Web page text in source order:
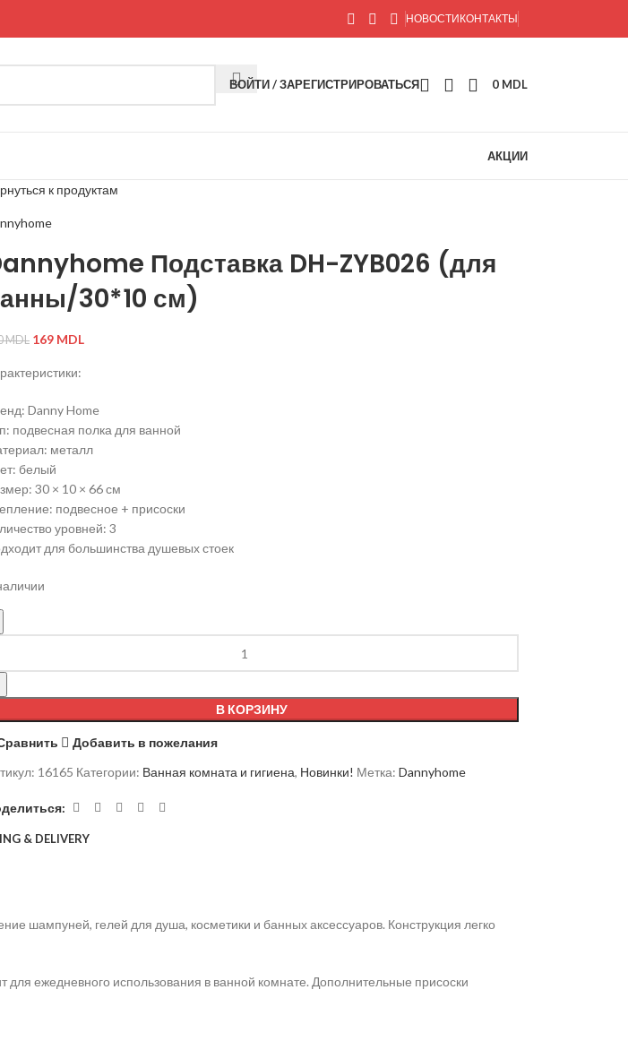
НОВОСТИКОНТАКТЫ
ВОЙТИ / ЗАРЕГИСТРИРОВАТЬСЯ 0 MDL
АКЦИИ
к продуктам
Подставка DH-ZYB026 (для
30*10 см)
MDL 169 MDL
Danny Home
подвесная полка для ванной
металл
белый
30 × 10 × 66 см
подвесное + присоски
уровней: 3
для большинства душевых стоек
В КОРЗИНУ
Добавить в пожелания
16165 Категории: Ванная комната и гигиена, Новинки! Метка: Dannyhome
& DELIVERY
шампуней, гелей для душа, косметики и банных аксессуаров. Конструкция легко
для ежедневного использования в ванной комнате. Дополнительные присоски